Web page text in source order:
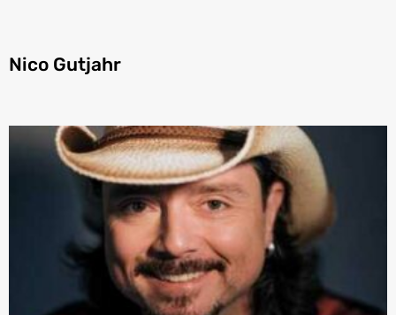
Nico Gutjahr